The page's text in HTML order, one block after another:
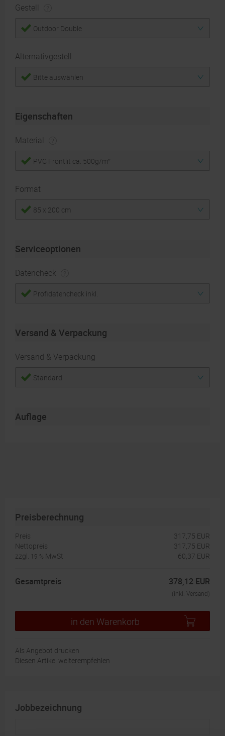
Gestell
Outdoor Double
Alternativgestell
Bitte auswählen
Eigenschaften
Material
PVC Frontlit ca. 500g/m²
Format
85 x 200 cm
Serviceoptionen
Datencheck
Profidatencheck inkl.
Versand & Verpackung
Versand & Verpackung
Standard
Auflage
Preisberechnung
Preis
317,75 EUR
Nettopreis
317,75 EUR
zzgl. 19 % MwSt 60,37 EUR
Gesamtpreis 378,12 EUR
(inkl. Versand)
in den Warenkorb
Als Angebot drucken
Diesen Artikel weiterempfehlen
Jobbezeichnung